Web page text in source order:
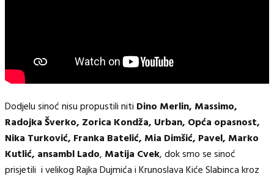
Dodjelu sinoć nisu propustili niti Dino Merlin, Massimo,
Radojka Šverko, Zorica Kondža, Urban, Opća opasnost,
Nika Turković, Franka Batelić, Mia Dimšić, Pavel, Marko
Kutlić, ansambl Lado, Matija Cvek, dok smo se sinoć
prisjetili i velikog Rajka Dujmića i Krunoslava Kiće Slabinca kroz